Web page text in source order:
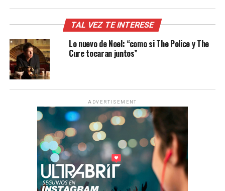
TAL VEZ TE INTERESE
Lo nuevo de Noel: “como si The Police y The
Cure tocaran juntos”
ADVERTISEMENT